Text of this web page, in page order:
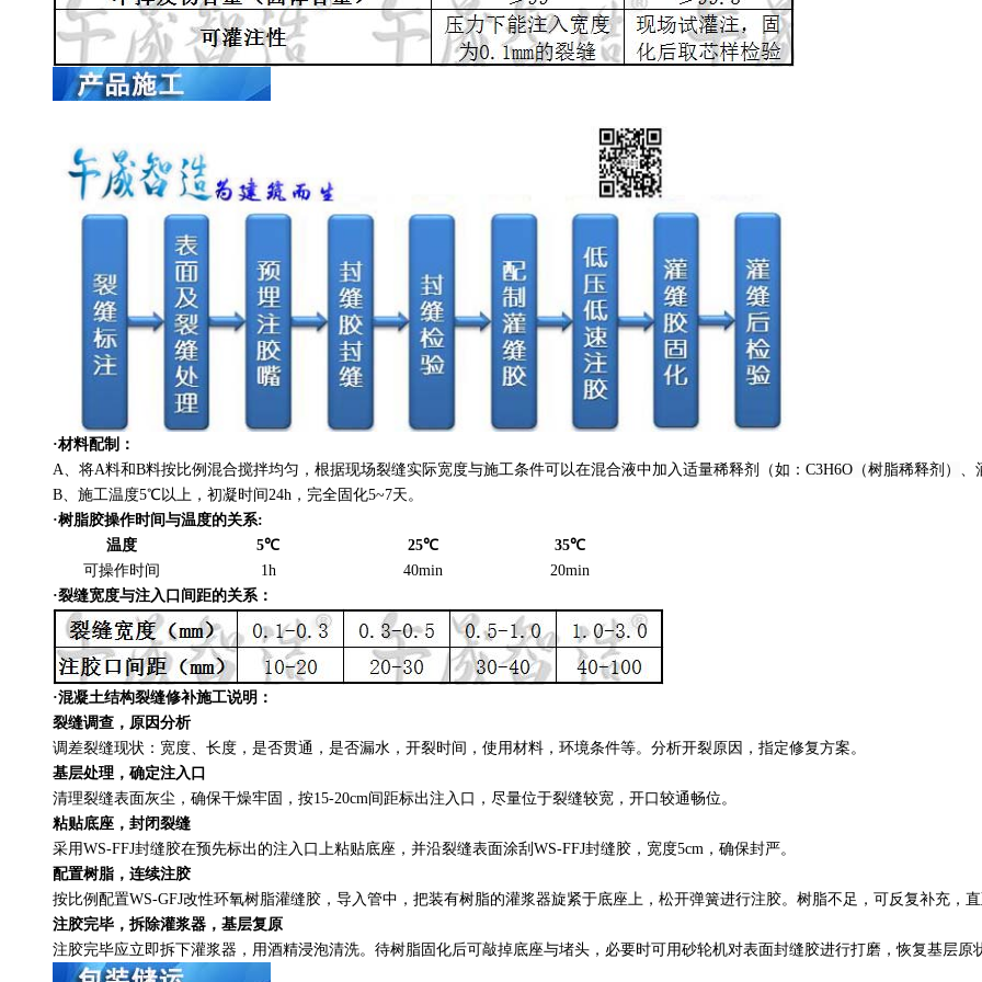
·材料配制：
A、将A料和B料按比例混合搅拌均匀，根据现场裂缝实际宽度与施工条件可以在混合液中加入适量稀释剂（如： C3H6O（树脂稀释剂） 、
B、施工温度5℃以上，初凝时间24h，完全固化5~7天。
·树脂胶操作时间与温度的关系:
温度
5℃ 25℃ 35℃
可操作时间
1h 40min
20min
·裂缝宽度与注入口间距的关系：
·混凝土结构裂缝修补施工说明：
裂缝调查，原因分析
调差裂缝现状：宽度、长度，是否贯通，是否漏水，开裂时间，使用材料，环境条件等。分析开裂原因，指定修复方案。
基层处理，确定注入口
清理裂缝表面灰尘，确保干燥牢固，按15-20cm间距标出注入口，尽量位于裂缝较宽，开口较通畅位。
粘贴底座，封闭裂缝
采用WS-FFJ封缝胶在预先标出的注入口上粘贴底座，并沿裂缝表面涂刮WS-FFJ封缝胶，宽度5cm，确保封严。
配置树脂，连续注胶
按比例配置WS-GFJ改性环氧树脂灌缝胶，导入管中，把装有树脂的灌浆器旋紧于底座上，松开弹簧进行注胶。树脂不足，可反复补充，直
注胶完毕，拆除灌浆器，基层复原
注胶完毕应立即拆下灌浆器，用酒精浸泡清洗。待树脂固化后可敲掉底座与堵头，必要时可用砂轮机对表面封缝胶进行打磨，恢复基层原